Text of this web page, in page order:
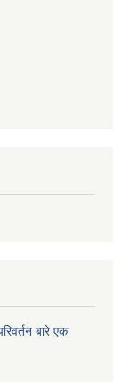
बारे एक